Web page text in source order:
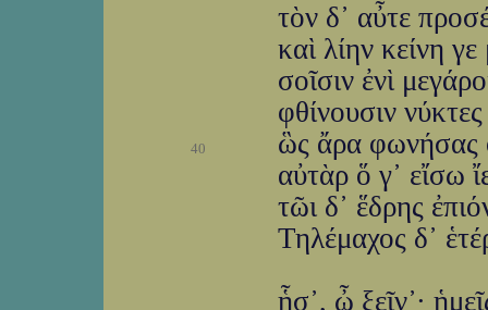
τὸν δ᾽ αὖτε
καὶ λίην κείνη
σοῖσιν ἐνὶ
φθίνουσιν
40
ὣς ἄρα φωνήσας
αὐτὰρ ὅ γ᾽ εἴσω
τῶι δ᾽ ἕδρης
Τηλέμαχος δ᾽
ἧσ᾽, ὦ ξεῖν᾽·